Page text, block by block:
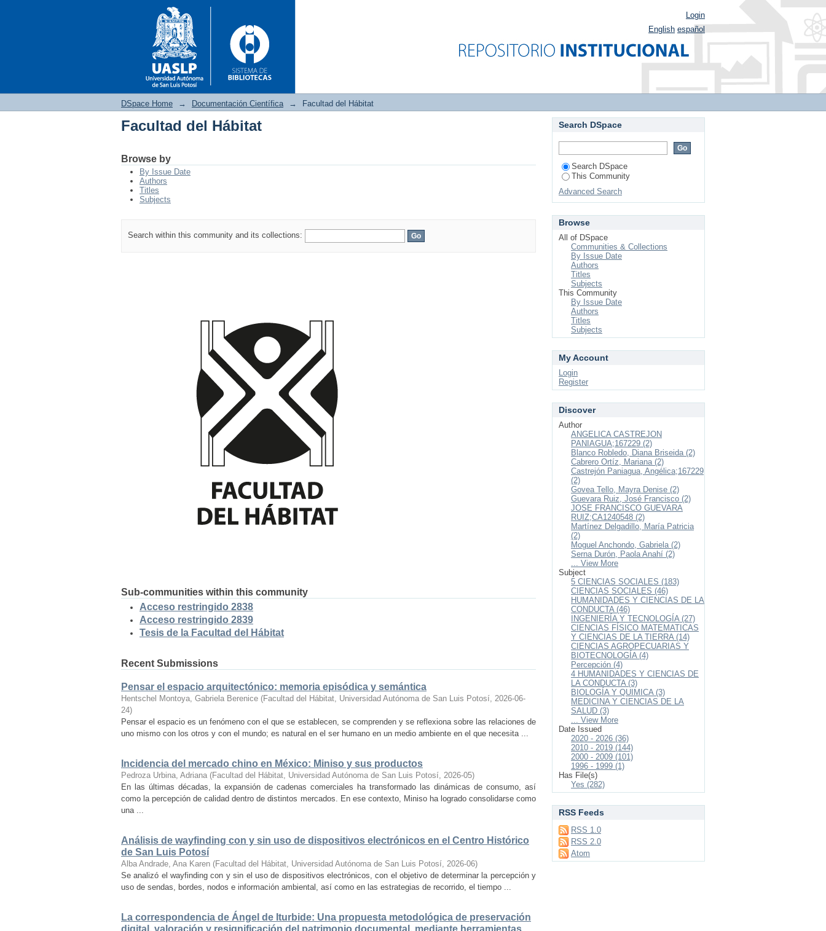
Login
English español
DSpace Home → Documentación Científica → Facultad del Hábitat
Facultad del Hábitat
Browse by
By Issue Date
Authors
Titles
Subjects
Search within this community and its collections:
Sub-communities within this community
Acceso restringido 2838
Acceso restringido 2839
Tesis de la Facultad del Hábitat
Recent Submissions
Pensar el espacio arquitectónico: memoria episódica y semántica
Hentschel Montoya, Gabriela Berenice (Facultad del Hábitat, Universidad Autónoma de San Luis Potosí, 2026-06-
24)
Pensar el espacio es un fenómeno con el que se establecen, se comprenden y se reflexiona sobre las relaciones de
uno mismo con los otros y con el mundo; es natural en el ser humano en un medio ambiente en el que necesita ...
Incidencia del mercado chino en México: Miniso y sus productos
Pedroza Urbina, Adriana (Facultad del Hábitat, Universidad Autónoma de San Luis Potosí, 2026-05)
En las últimas décadas, la expansión de cadenas comerciales ha transformado las dinámicas de consumo, así
como la percepción de calidad dentro de distintos mercados. En ese contexto, Miniso ha logrado consolidarse como
una ...
Análisis de wayfinding con y sin uso de dispositivos electrónicos en el Centro Histórico
de San Luis Potosí
Alba Andrade, Ana Karen (Facultad del Hábitat, Universidad Autónoma de San Luis Potosí, 2026-06)
Se analizó el wayfinding con y sin el uso de dispositivos electrónicos, con el objetivo de determinar la percepción y
uso de sendas, bordes, nodos e información ambiental, así como en las estrategias de recorrido, el tiempo ...
La correspondencia de Ángel de Iturbide: Una propuesta metodológica de preservación
digital, valoración y resignificación del patrimonio documental, mediante herramientas
Search DSpace
Search DSpace
This Community
Advanced Search
Browse
All of DSpace
Communities & Collections
By Issue Date
Authors
Titles
Subjects
This Community
By Issue Date
Authors
Titles
Subjects
My Account
Login
Register
Discover
Author
ANGELICA CASTREJON
PANIAGUA;167229 (2)
Blanco Robledo, Diana Briseida (2)
Cabrero Ortíz, Mariana (2)
Castrejón Paniagua, Angélica;167229
(2)
Govea Tello, Mayra Denise (2)
Guevara Ruiz, José Francisco (2)
JOSE FRANCISCO GUEVARA
RUIZ;CA1240548 (2)
Martínez Delgadillo, María Patricia
(2)
Moguel Anchondo, Gabriela (2)
Serna Durón, Paola Anahí (2)
... View More
Subject
5 CIENCIAS SOCIALES (183)
CIENCIAS SOCIALES (46)
HUMANIDADES Y CIENCIAS DE LA
CONDUCTA (46)
INGENIERÍA Y TECNOLOGÍA (27)
CIENCIAS FÍSICO MATEMATICAS
Y CIENCIAS DE LA TIERRA (14)
CIENCIAS AGROPECUARIAS Y
BIOTECNOLOGÍA (4)
Percepción (4)
4 HUMANIDADES Y CIENCIAS DE
LA CONDUCTA (3)
BIOLOGÍA Y QUIMICA (3)
MEDICINA Y CIENCIAS DE LA
SALUD (3)
... View More
Date Issued
2020 - 2026 (36)
2010 - 2019 (144)
2000 - 2009 (101)
1996 - 1999 (1)
Has File(s)
Yes (282)
RSS Feeds
RSS 1.0
RSS 2.0
Atom